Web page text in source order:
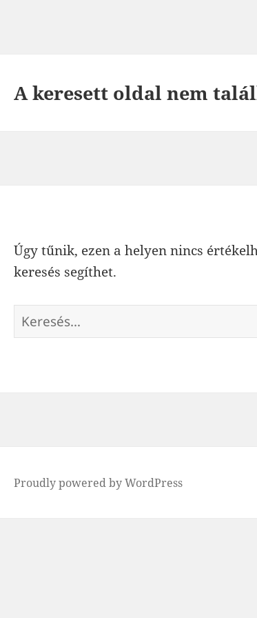
A keresett oldal nem
Úgy tűnik, ezen a helyen nincs
keresés segíthet.
Keresés:
Proudly powered by WordPress